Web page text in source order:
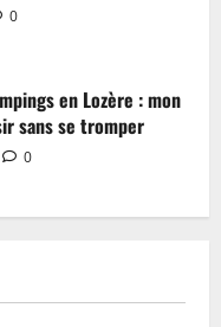
0
en Lozère : mon
sans se tromper
0